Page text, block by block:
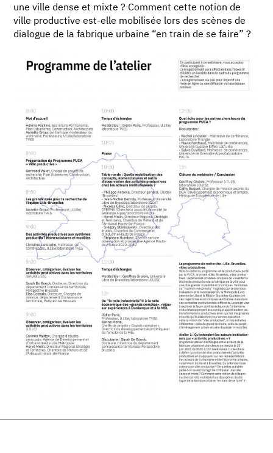
une ville dense et mixte ? Comment cette notion de
ville productive est-elle mobilisée lors des scènes de
dialogue de la fabrique urbaine “en train de se faire” ?